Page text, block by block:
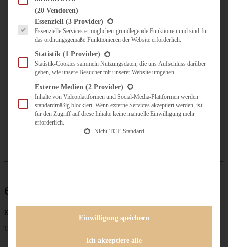
UNTERWEGS
KULINARISCH UNTERWEGS
ÜBER MICH
ZUSAMMENARBEIT
easy-peasy
Keine Beiträge gefunden
Unternehmen
(20 Vendoren)
Es folgt eine Liste der Service-Gruppen, für die eine Einwilligung erteilt werden
Essenziell (3 Provider)
Essenzielle Services ermöglichen grundlegende Funktionen und sind für
das ordnungsgemäße Funktionieren der Website erforderlich.
Statistik (1 Provider)
Statistik-Cookies sammeln Nutzungsdaten, die uns Aufschluss darüber
geben, wie unsere Besucher mit unserer Website umgehen.
Externe Medien (2 Provider)
Inhalte von Videoplattformen und Social-Media-Plattformen werden
standardmäßig blockiert. Wenn externe Services akzeptiert werden, ist
für den Zugriff auf diese Inhalte keine manuelle Einwilligung mehr
erforderlich.
Nicht-TCF-Standard
Einwilligung speichern
Ich akzeptiere alle